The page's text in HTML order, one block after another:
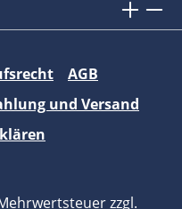
AGB
und Versand
zzgl.